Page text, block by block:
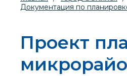
Документация по
Проект